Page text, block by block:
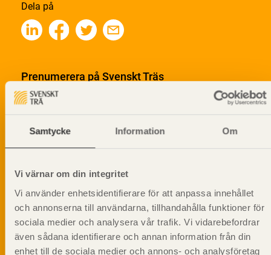
Samtycke Information Om
Vi värnar om din integritet
Vi använder enhetsidentifierare för att anpassa innehållet
och annonserna till användarna, tillhandahålla funktioner för
sociala medier och analysera vår trafik. Vi vidarebefordrar
även sådana identifierare och annan information från din
enhet till de sociala medier och annons- och analysföretag
Dela på
Prenumerera på Svenskt Träs
informationsutskick!